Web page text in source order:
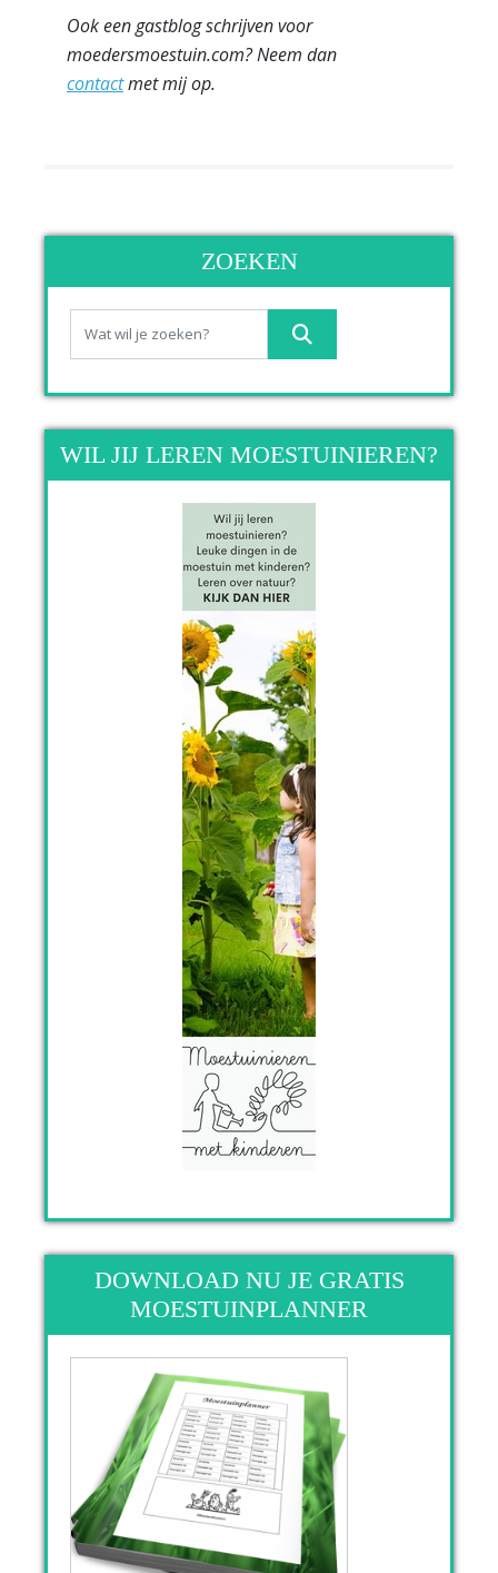
Ook een gastblog schrijven voor
moedersmoestuin.com? Neem dan
contactmet mij op.
ZOEKEN
WIL JIJ LEREN MOESTUINIEREN?
DOWNLOAD NU JE GRATIS
MOESTUINPLANNER